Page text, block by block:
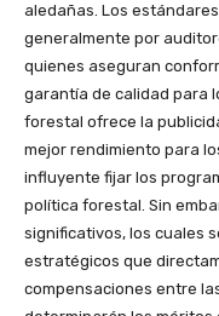
aledañas. Los
generalmente por
quienes aseguran
garantía de calidad para
forestal ofrece la
mejor rendimiento para
influyente fijar los
política forestal. Sin
significativos, los cuales
estratégicos que
compensaciones entre